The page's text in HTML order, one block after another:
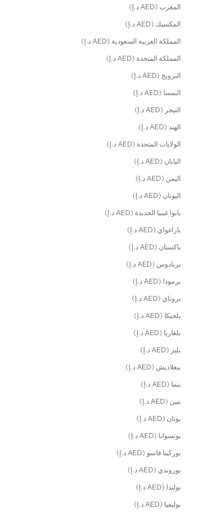
المغرب (AED د.إ)
المكسيك (AED د.إ)
المملكة العربية السعودية (AED د.إ)
المملكة المتحدة (AED د.إ)
النرويج (AED د.إ)
النمسا (AED د.إ)
النيجر (AED د.إ)
الهند (AED د.إ)
الولايات المتحدة (AED د.إ)
اليابان (AED د.إ)
اليمن (AED د.إ)
اليونان (AED د.إ)
بابوا غينيا الجديدة (AED د.إ)
باراغواي (AED د.إ)
باكستان (AED د.إ)
بربادوس (AED د.إ)
برمودا (AED د.إ)
بروناي (AED د.إ)
بلجيكا (AED د.إ)
بلغاريا (AED د.إ)
بليز (AED د.إ)
بنغلاديش (AED د.إ)
بنما (AED د.إ)
بنين (AED د.إ)
بوتان (AED د.إ)
بوتسوانا (AED د.إ)
بوركينا فاسو (AED د.إ)
بوروندي (AED د.إ)
بولندا (AED د.إ)
بوليفيا (AED د.إ)